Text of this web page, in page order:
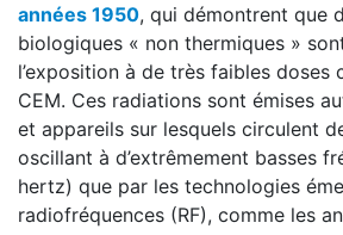
années 1950, qui démontrent que
biologiques « non thermiques »
l’exposition à de très faibles doses
CEM. Ces radiations sont émises
et appareils sur lesquels circulent
oscillant à d’extrêmement basses
hertz) que par les technologies
radiofréquences (RF), comme les